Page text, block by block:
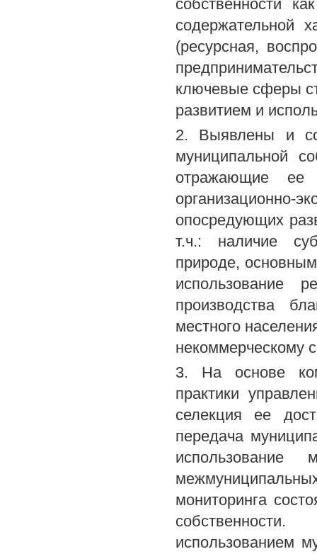
собственности
содержательной
(ресурсная,
ключевые сферы
развитием и
2. Выявлены и
муниципальной
отражающие ее
опосредующих
т.ч.: наличие
природе,
использование
производства
местного
некоммерческому
3. На основе
практики
селекция ее
передача
использование
мониторинга
использованием